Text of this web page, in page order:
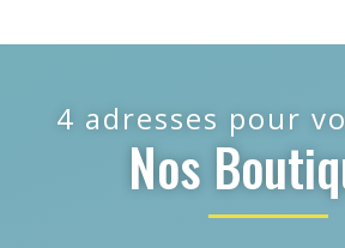
4 adresses pour
Nos